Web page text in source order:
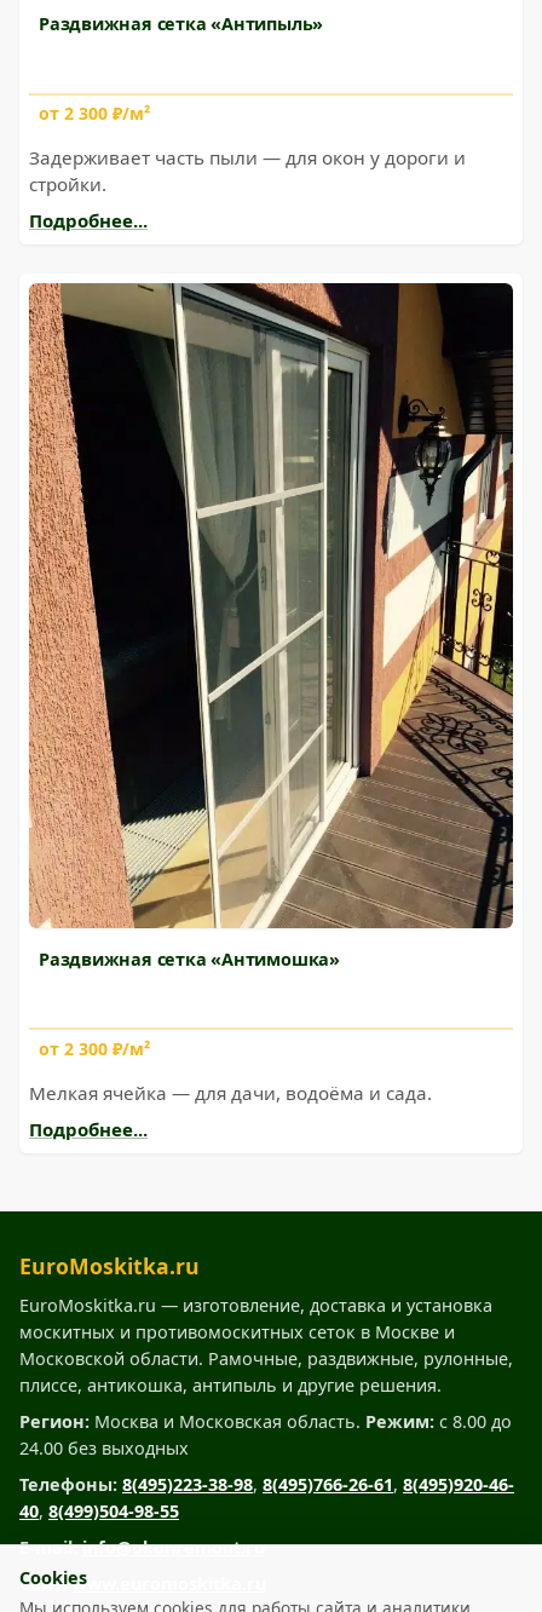
Раздвижная сетка «Антипыль»
от 2 300 ₽/м²
Задерживает часть пыли — для окон у дороги и
стройки.
Подробнее...
Раздвижная сетка «Антимошка»
от 2 300 ₽/м²
Мелкая ячейка — для дачи, водоёма и сада.
Подробнее...
EuroMoskitka.ru
EuroMoskitka.ru — изготовление, доставка и установка
москитных и противомоскитных сеток в Москве и
Московской области. Рамочные, раздвижные, рулонные,
плиссе, антикошка, антипыль и другие решения.
Регион: Москва и Московская область. Режим: с 8.00 до
24.00 без выходных
Телефоны: 8(495)223-38-98, 8(495)766-26-61, 8(495)920-46-
40, 8(499)504-98-55
E-mail: info@okonremont.ru
Сайт: www.euromoskitka.ru
Cookies